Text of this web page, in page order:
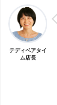
テディベアタイ
ム店長